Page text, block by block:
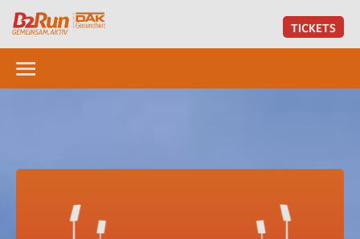
TICKETS